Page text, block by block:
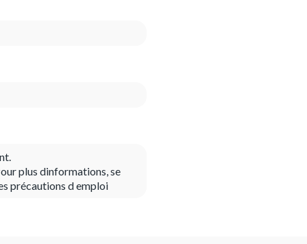
plus dinformations, se
précautions d emploi